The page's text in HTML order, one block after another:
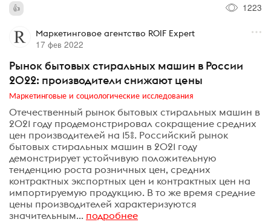
1223
Маркетинговое агентство ROIF Expert
17 фев 2022
Рынок бытовых стиральных машин в России
2022: производители снижают цены
Маркетинговые и социологические исследования
Отечественный рынок бытовых стиральных машин в
2021 году продемонстрировал сокращение средних
цен производителей на 15%. Российский рынок
бытовых стиральных машин в 2021 году
демонстрирует устойчивую положительную
тенденцию роста розничных цен, средних
контрактных экспортных цен и контрактных цен на
импортируемую продукцию. В то же время средние
цены производителей характеризуются
значительным... подробнее